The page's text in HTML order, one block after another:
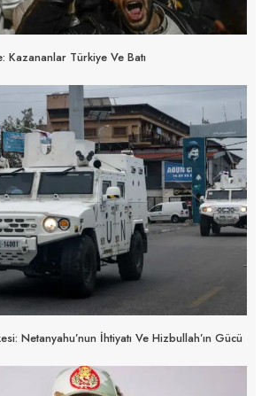
Kazananlar Türkiye Ve Batı
Netanyahu’nun İhtiyatı Ve Hizbullah’ın Gücü